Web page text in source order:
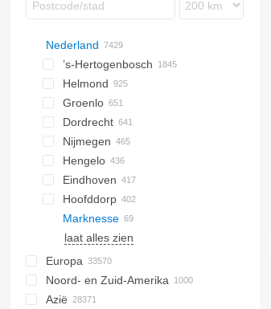
Nederland
’s-Hertogenbosch
Helmond
Groenlo
Dordrecht
Nijmegen
Hengelo
Eindhoven
Hoofddorp
Marknesse
laat alles zien
Europa
Duitsland
Polen
Noord- en Zuid-Amerika
Mexico
Azië